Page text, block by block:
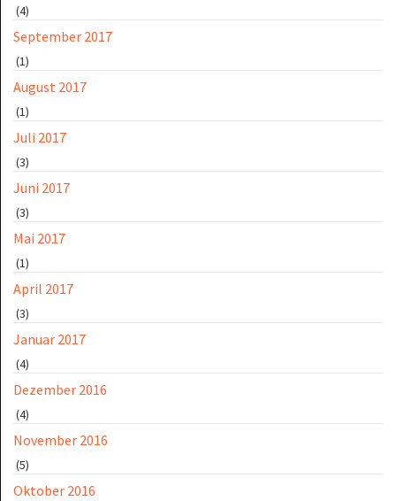
(4)
September 2017
(1)
August 2017
(1)
Juli 2017
(3)
Juni 2017
(3)
Mai 2017
(1)
April 2017
(3)
Januar 2017
(4)
Dezember 2016
(4)
November 2016
(5)
Oktober 2016